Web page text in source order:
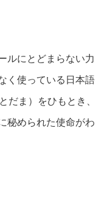
ルにとどまらない力
く使っている日本語
だま）をひもとき、
秘められた使命がわ